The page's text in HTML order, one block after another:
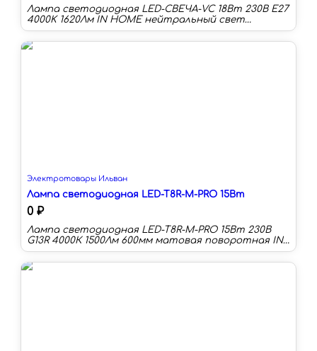
Лампа светодиодная LED-СВЕЧА-VC 18Вт 230В E27
4000K 1620Лм IN HOME нейтральный свет
Светодиодные лампы LED-СВЕЧА-VC с матовым
рассеивателем - современное и экономичное
решение для элегантных люстр, бра и других
Электротовары Ильван
Лампа светодиодная LED-T8R-М-PRO 15Вт
0 ₽
Лампа светодиодная LED-T8R-М-PRO 15Вт 230В
G13R 4000К 1500Лм 600мм матовая поворотная IN
HOME Мощность (Вт):15 Цоколь:G13R Цветовая
температура:4000 К Длина:600 мм Тип колбы:T8R
Световой поток:1500 лм Световая отдача:100 лм/